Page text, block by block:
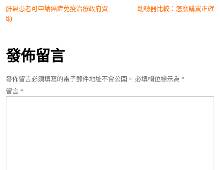
文
章
導
覽
肝癌患者可申請癌症免疫治療政府資
助
助聽器比較：怎麼購買正確
發佈留言
發佈留言必須填寫的電子郵件地址不會公開。 必填欄位標示為 *
留言 *